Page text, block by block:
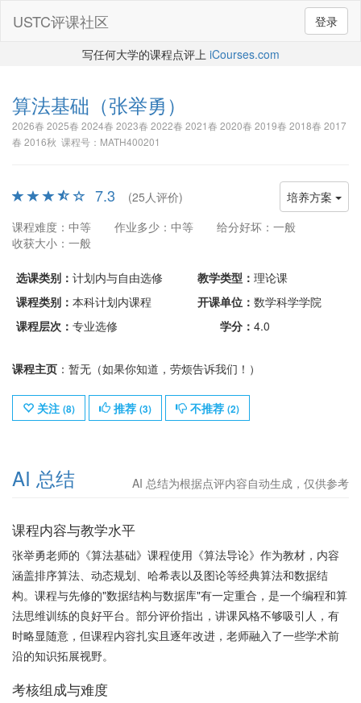
登录
USTC评课社区
写任何大学的课程点评上 iCourses.com
算法基础 （张举勇）
2026春 2025春 2024春 2023春 2022春 2021春 2020春 2019春 2018春 2017
春 2016秋 课程号：MATH400201
培养方案
7.3
(25人评价)
课程难度：中等
作业多少：中等
给分好坏：一般
收获大小：一般
选课类别： 计划内与自由选修 教学类型： 理论课
课程类别： 本科计划内课程 开课单位： 数学科学学院
课程层次： 专业选修 学分： 4.0
课程主页 ：暂无（如果你知道，劳烦告诉我们！）
关注 (8) 推荐 (3) 不推荐 (2)
AI 总结 AI 总结为根据点评内容自动生成，仅供参考
课程内容与教学水平
张举勇老师的《算法基础》课程使用《算法导论》作为教材，内容
涵盖排序算法、动态规划、哈希表以及图论等经典算法和数据结
构。课程与先修的"数据结构与数据库"有一定重合，是一个编程和算
法思维训练的良好平台。部分评价指出，讲课风格不够吸引人，有
时略显随意，但课程内容扎实且逐年改进，老师融入了一些学术前
沿的知识拓展视野。
考核组成与难度